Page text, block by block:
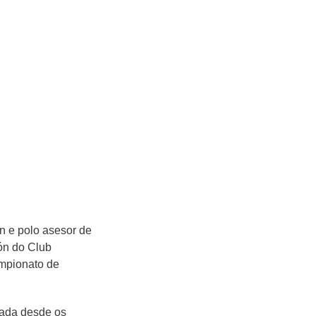
e polo
delegación
no
ligada desde